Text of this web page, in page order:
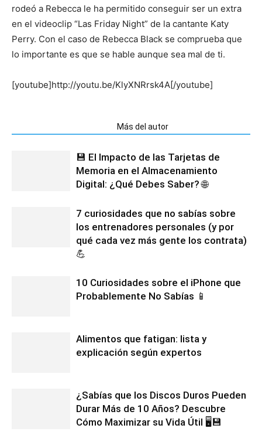
rodeó a Rebecca le ha permitido conseguir ser un extra
en el videoclip “Las Friday Night” de la cantante Katy
Perry. Con el caso de Rebecca Black se comprueba que
lo importante es que se hable aunque sea mal de ti.
[youtube]http://youtu.be/KlyXNRrsk4A[/youtube]
Más del autor
💾 El Impacto de las Tarjetas de
Memoria en el Almacenamiento
Digital: ¿Qué Debes Saber? 🌐
7 curiosidades que no sabías sobre
los entrenadores personales (y por
qué cada vez más gente los contrata)
💪
10 Curiosidades sobre el iPhone que
Probablemente No Sabías 📱
Alimentos que fatigan: lista y
explicación según expertos
¿Sabías que los Discos Duros Pueden
Durar Más de 10 Años? Descubre
Cómo Maximizar su Vida Útil 🖥️💾